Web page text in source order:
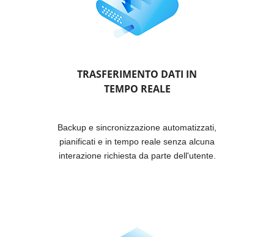
TRASFERIMENTO DATI IN
TEMPO REALE
Backup e sincronizzazione automatizzati,
pianificati e in tempo reale senza alcuna
interazione richiesta da parte dell'utente.